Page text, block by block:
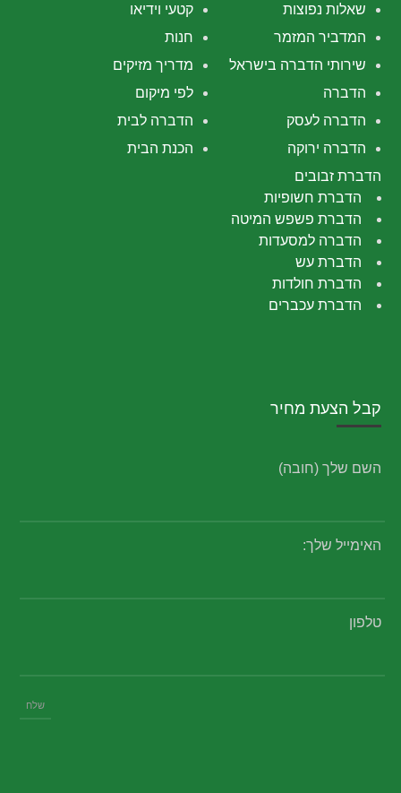
קטעי וידיאו
שאלות נפוצות
חנות
המדביר המזמר
מדריך מזיקים
שירותי הדברה בישראל
לפי מיקום
הדברה
הדברה לבית
הדברה לעסק
הכנת הבית
הדברה ירוקה
הדברת זבובים
הדברת חשופיות
הדברת פשפש המיטה
הדברה למסעדות
הדברת עש
הדברת חולדות
הדברת עכברים
קבל הצעת מחיר
השם שלך (חובה)
האימייל שלך:
טלפון